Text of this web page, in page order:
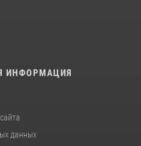
ИНФОРМАЦИЯ
данных